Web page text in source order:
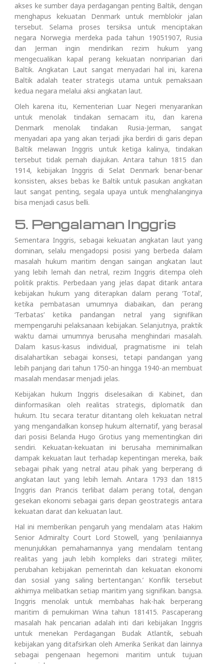
akses ke sumber daya perdagangan penting Baltik, dengan
menghapus kekuatan Denmark untuk memblokir jalan
tersebut. Selama proses tersiksa untuk menciptakan
negara Norwegia merdeka pada tahun 19051907, Rusia
dan Jerman ingin mendirikan rezim hukum yang
mengecualikan kapal perang kekuatan nonriparian dari
Baltik. Angkatan Laut sangat menyadari hal ini, karena
Baltik adalah teater strategis utama untuk pemaksaan
kedua negara melalui aksi angkatan laut.
Oleh karena itu, Kementerian Luar Negeri menyarankan
untuk menolak tindakan semacam itu, dan karena
Denmark menolak tindakan Rusia-Jerman, sangat
menyadari apa yang akan terjadi jika berdiri di garis depan
Baltik melawan Inggris untuk ketiga kalinya, tindakan
tersebut tidak pernah diajukan. Antara tahun 1815 dan
1914, kebijakan Inggris di Selat Denmark benar-benar
konsisten, akses bebas ke Baltik untuk pasukan angkatan
laut sangat penting, segala upaya untuk menghalanginya
bisa menjadi casus belli.
5. Pengalaman Inggris
Sementara Inggris, sebagai kekuatan angkatan laut yang
dominan, selalu mengadopsi posisi yang berbeda dalam
masalah hukum maritim dengan saingan angkatan laut
yang lebih lemah dan netral, rezim Inggris ditempa oleh
politik praktis. Perbedaan yang jelas dapat ditarik antara
kebijakan hukum yang diterapkan dalam perang ‘Total’,
ketika pembatasan umumnya diabaikan, dan perang
‘Terbatas’ ketika pandangan netral yang signifikan
mempengaruhi pelaksanaan kebijakan. Selanjutnya, praktik
waktu damai umumnya berusaha menghindari masalah.
Dalam kasus-kasus individual, pragmatisme ini telah
disalahartikan sebagai konsesi, tetapi pandangan yang
lebih panjang dari tahun 1750-an hingga 1940-an membuat
masalah mendasar menjadi jelas.
Kebijakan hukum Inggris diselesaikan di Kabinet, dan
diinformasikan oleh realitas strategis, diplomatik dan
hukum. Itu secara teratur ditantang oleh kekuatan netral
yang mengandalkan konsep hukum alternatif, yang berasal
dari posisi Belanda Hugo Grotius yang mementingkan diri
sendiri. Kekuatan-kekuatan ini berusaha meminimalkan
dampak kekuatan laut terhadap kepentingan mereka, baik
sebagai pihak yang netral atau pihak yang berperang di
angkatan laut yang lebih lemah. Antara 1793 dan 1815
Inggris dan Prancis terlibat dalam perang total, dengan
gesekan ekonomi sebagai garis depan geostrategis antara
kekuatan darat dan kekuatan laut.
Hal ini memberikan pengaruh yang mendalam atas Hakim
Senior Admiralty Court Lord Stowell, yang ‘penilaiannya
menunjukkan pemahamannya yang mendalam tentang
realitas yang jauh lebih kompleks dari strategi militer,
perubahan kebijakan pemerintah dan kekuatan ekonomi
dan sosial yang saling bertentangan.’ Konflik tersebut
akhirnya melibatkan setiap maritim yang signifikan. bangsa.
Inggris menolak untuk membahas hak-hak berperang
maritim di pemukiman Wina tahun 181415. Pascaperang
masalah hak pencarian adalah inti dari kebijakan Inggris
untuk menekan Perdagangan Budak Atlantik, sebuah
kebijakan yang ditafsirkan oleh Amerika Serikat dan lainnya
sebagai pengenaan hegemoni maritim untuk tujuan